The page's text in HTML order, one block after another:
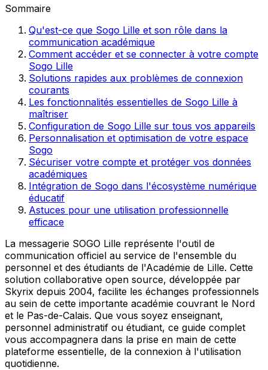
Sommaire
Qu'est-ce que Sogo Lille et son rôle dans la
communication académique
Comment accéder et se connecter à votre compte
Sogo Lille
Solutions rapides aux problèmes de connexion
courants
Les fonctionnalités essentielles de Sogo Lille à
maîtriser
Configuration de Sogo Lille sur tous vos appareils
Personnalisation et optimisation de votre espace
Sogo
Sécuriser votre compte et protéger vos données
académiques
Intégration de Sogo dans l'écosystème numérique
éducatif
Astuces pour une utilisation professionnelle
efficace
La messagerie SOGO Lille représente l'outil de
communication officiel au service de l'ensemble du
personnel et des étudiants de l'Académie de Lille. Cette
solution collaborative open source, développée par
Skyrix depuis 2004, facilite les échanges professionnels
au sein de cette importante académie couvrant le Nord
et le Pas-de-Calais. Que vous soyez enseignant,
personnel administratif ou étudiant, ce guide complet
vous accompagnera dans la prise en main de cette
plateforme essentielle, de la connexion à l'utilisation
quotidienne.